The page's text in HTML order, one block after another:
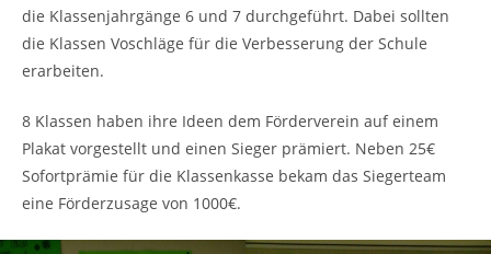
die Klassenjahrgänge 6 und 7 durchgeführt. Dabei sollten
die Klassen Voschläge für die Verbesserung der Schule
erarbeiten.
8 Klassen haben ihre Ideen dem Förderverein auf einem
Plakat vorgestellt und einen Sieger prämiert. Neben 25€
Sofortprämie für die Klassenkasse bekam das Siegerteam
eine Förderzusage von 1000€.